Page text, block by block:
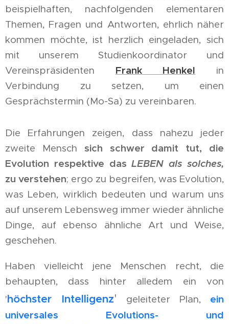
beispielhaften, nachfolgenden elementaren
Themen, Fragen und Antworten, ehrlich näher
kommen möchte, ist herzlich eingeladen, sich
mit unserem Studienkoordinator und
Vereinspräsidenten
Frank Henkel in
Verbindung zu setzen, um einen
Gesprächstermin (Mo-Sa) zu vereinbaren.
Die Erfahrungen zeigen, dass nahezu jeder
zweite Mensch sich schwer damit tut, die
Evolution respektive dasLEBEN als solches,
zu verstehen; ergo zu begreifen, was Evolution,
was Leben, wirklich bedeuten und warum uns
auf unserem Lebensweg immer wieder ähnliche
Dinge, auf ebenso ähnliche Art und Weise,
geschehen.
Haben vielleicht jene Menschen recht, die
behaupten, dass hinter alledem ein von
'höchster Intelligenz' geleiteter Plan, ein
universales Evolutions- und